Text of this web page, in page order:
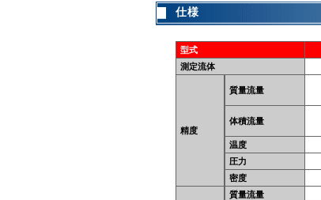
仕様
型式
測定流体
精度
質量流量
体積流量
温度
圧力
密度
質量流量